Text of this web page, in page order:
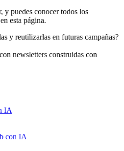
y puedes conocer todos los
esta página.
y reutilizarlas en futuras campañas?
newsletters construidas con
IA
con IA